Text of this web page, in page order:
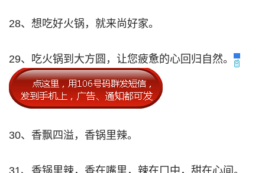
28、想吃好火锅，就来尚好家。
29、吃火锅到大方圆，让您疲惫的心回归自然。
30、香飘四溢，香锅里辣。